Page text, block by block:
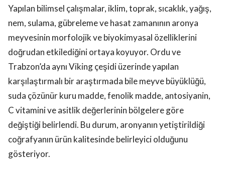
Yapılan bilimsel çalışmalar, iklim, toprak, sıcaklık, yağış,
nem, sulama, gübreleme ve hasat zamanının aronya
meyvesinin morfolojik ve biyokimyasal özelliklerini
doğrudan etkilediğini ortaya koyuyor. Ordu ve
Trabzon’da aynı Viking çeşidi üzerinde yapılan
karşılaştırmalı bir araştırmada bile meyve büyüklüğü,
suda çözünür kuru madde, fenolik madde, antosiyanin,
C vitamini ve asitlik değerlerinin bölgelere göre
değiştiği belirlendi. Bu durum, aronyanın yetiştirildiği
coğrafyanın ürün kalitesinde belirleyici olduğunu
gösteriyor.